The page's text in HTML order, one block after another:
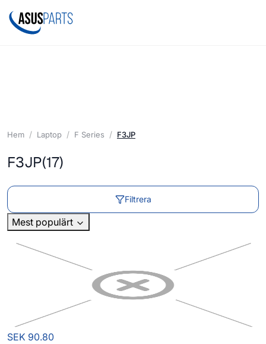
Hem Laptop F Series F3JP
F3JP(17)
Filtrera
Mest populärt
SEK 90.80